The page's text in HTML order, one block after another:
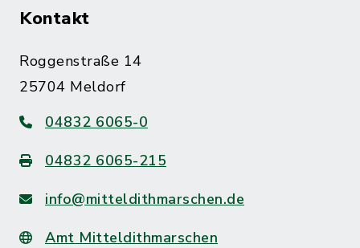
Kontakt
Roggenstraße 14
25704 Meldorf
04832 6065-0
04832 6065-215
info@mitteldithmarschen.de
Amt Mitteldithmarschen